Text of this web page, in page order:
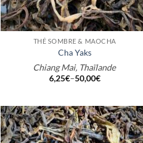
+
THÉ SOMBRE & MAOCHA
Cha Yaks
Chiang Mai, Thaïlande
6,25€–50,00€